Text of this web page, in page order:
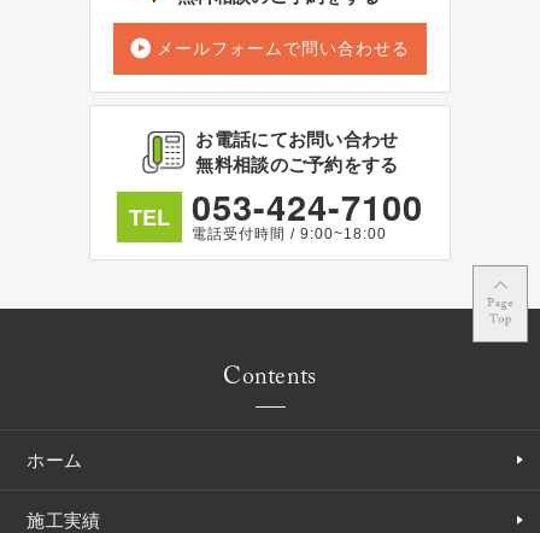
メールフォームで問い合わせる
お電話にてお問い合わせ
無料相談のご予約をする
TEL 053-424-7100
電話受付時間 / 9:00~18:00
Contents
ホーム
施工実績